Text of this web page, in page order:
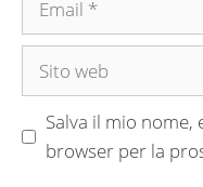
Sito
Salva il mio nome,
browser per la